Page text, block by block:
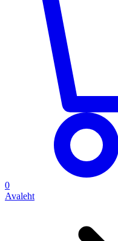
0
Avaleht